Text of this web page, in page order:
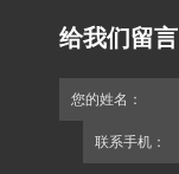
给我们留言
您的姓名：
联系手机：